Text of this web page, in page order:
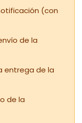
(con
de la
entrega de la
de la